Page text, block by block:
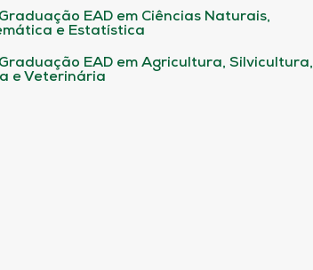
EAD em Ciências Naturais,
e Estatística
EAD em Agricultura, Silvicultura,
e Veterinária